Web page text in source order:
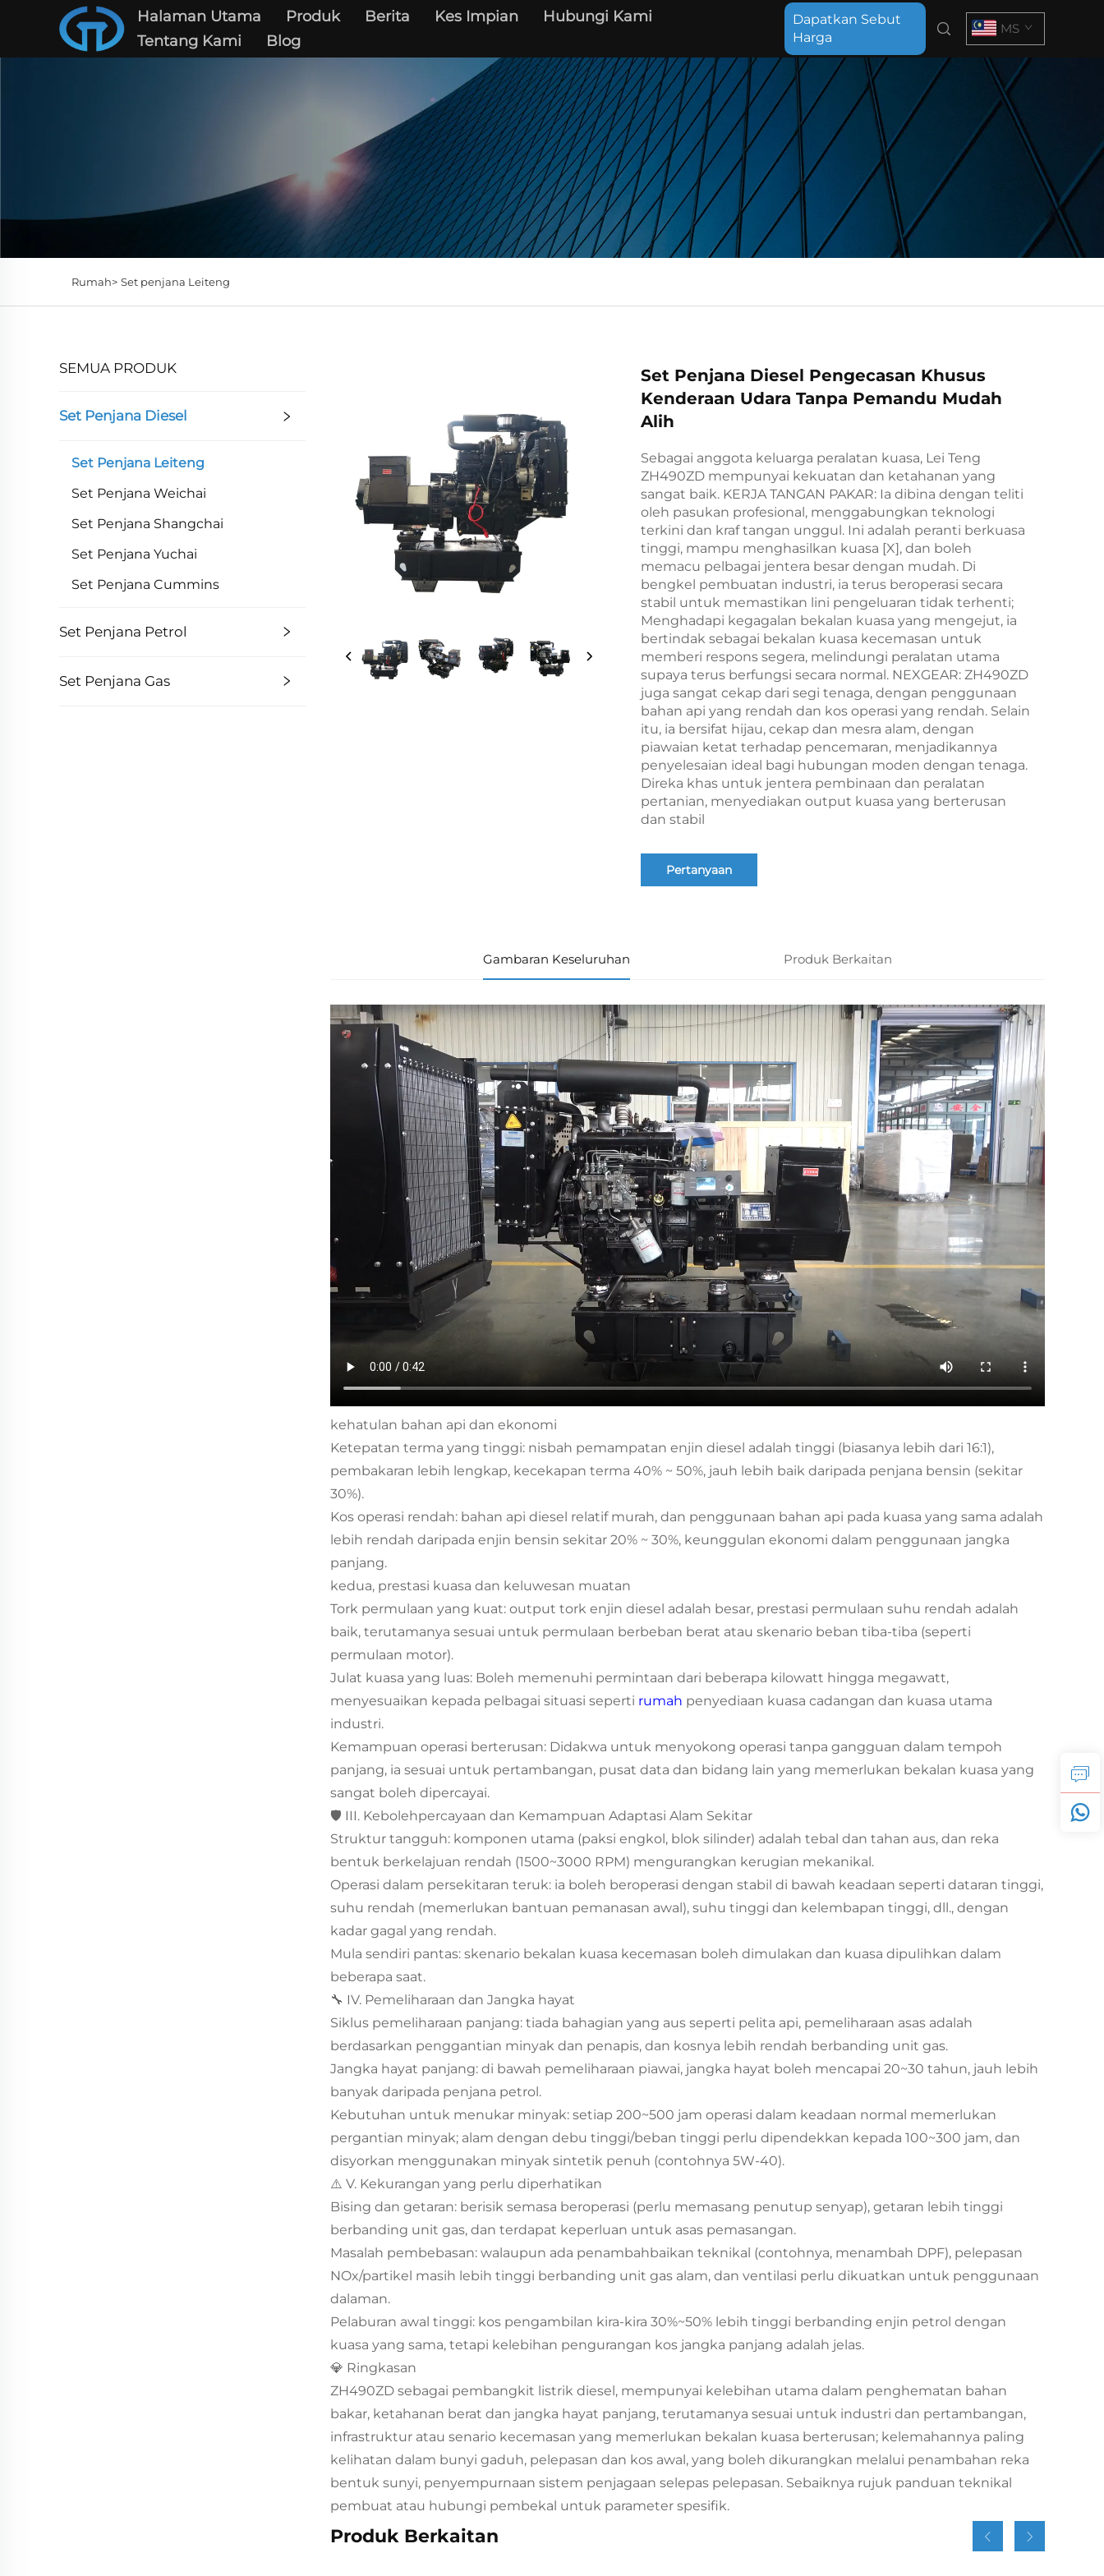
Halaman Utama Produk Berita Kes Impian
Hubungi Kami
Tentang Kami
Blog
Dapatkan Sebut
Harga
MS
Rumah> Set penjana Leiteng
SEMUA PRODUK
Set Penjana Diesel
Set Penjana Leiteng
Set Penjana Weichai
Set Penjana Shangchai
Set Penjana Yuchai
Set Penjana Cummins
Set Penjana Petrol
Set Penjana Gas
Set Penjana Diesel Pengecasan Khusus
Kenderaan Udara Tanpa Pemandu Mudah
Alih
Sebagai anggota keluarga peralatan kuasa, Lei Teng
ZH490ZD mempunyai kekuatan dan ketahanan yang
sangat baik. KERJA TANGAN PAKAR: Ia dibina dengan teliti
oleh pasukan profesional, menggabungkan teknologi
terkini dan kraf tangan unggul. Ini adalah peranti berkuasa
tinggi, mampu menghasilkan kuasa [X], dan boleh
memacu pelbagai jentera besar dengan mudah. Di
bengkel pembuatan industri, ia terus beroperasi secara
stabil untuk memastikan lini pengeluaran tidak terhenti;
Menghadapi kegagalan bekalan kuasa yang mengejut, ia
bertindak sebagai bekalan kuasa kecemasan untuk
memberi respons segera, melindungi peralatan utama
supaya terus berfungsi secara normal. NEXGEAR: ZH490ZD
juga sangat cekap dari segi tenaga, dengan penggunaan
bahan api yang rendah dan kos operasi yang rendah. Selain
itu, ia bersifat hijau, cekap dan mesra alam, dengan
piawaian ketat terhadap pencemaran, menjadikannya
penyelesaian ideal bagi hubungan moden dengan tenaga.
Direka khas untuk jentera pembinaan dan peralatan
pertanian, menyediakan output kuasa yang berterusan
dan stabil
Pertanyaan
Gambaran Keseluruhan Produk Berkaitan
kehatulan bahan api dan ekonomi
Ketepatan terma yang tinggi: nisbah pemampatan enjin diesel adalah tinggi (biasanya lebih dari 16:1),
pembakaran lebih lengkap, kecekapan terma 40% ~ 50%, jauh lebih baik daripada penjana bensin (sekitar
30%).
Kos operasi rendah: bahan api diesel relatif murah, dan penggunaan bahan api pada kuasa yang sama adalah
lebih rendah daripada enjin bensin sekitar 20% ~ 30%, keunggulan ekonomi dalam penggunaan jangka
panjang.
kedua, prestasi kuasa dan keluwesan muatan
Tork permulaan yang kuat: output tork enjin diesel adalah besar, prestasi permulaan suhu rendah adalah
baik, terutamanya sesuai untuk permulaan berbeban berat atau skenario beban tiba-tiba (seperti
permulaan motor).
Julat kuasa yang luas: Boleh memenuhi permintaan dari beberapa kilowatt hingga megawatt,
menyesuaikan kepada pelbagai situasi seperti rumah penyediaan kuasa cadangan dan kuasa utama
industri.
Kemampuan operasi berterusan: Didakwa untuk menyokong operasi tanpa gangguan dalam tempoh
panjang, ia sesuai untuk pertambangan, pusat data dan bidang lain yang memerlukan bekalan kuasa yang
sangat boleh dipercayai.
🛡️ III. Kebolehpercayaan dan Kemampuan Adaptasi Alam Sekitar
Struktur tangguh: komponen utama (paksi engkol, blok silinder) adalah tebal dan tahan aus, dan reka
bentuk berkelajuan rendah (1500~3000 RPM) mengurangkan kerugian mekanikal.
Operasi dalam persekitaran teruk: ia boleh beroperasi dengan stabil di bawah keadaan seperti dataran tinggi,
suhu rendah (memerlukan bantuan pemanasan awal), suhu tinggi dan kelembapan tinggi, dll., dengan
kadar gagal yang rendah.
Mula sendiri pantas: skenario bekalan kuasa kecemasan boleh dimulakan dan kuasa dipulihkan dalam
beberapa saat.
🔧 IV. Pemeliharaan dan Jangka hayat
Siklus pemeliharaan panjang: tiada bahagian yang aus seperti pelita api, pemeliharaan asas adalah
berdasarkan penggantian minyak dan penapis, dan kosnya lebih rendah berbanding unit gas.
Jangka hayat panjang: di bawah pemeliharaan piawai, jangka hayat boleh mencapai 20~30 tahun, jauh lebih
banyak daripada penjana petrol.
Kebutuhan untuk menukar minyak: setiap 200~500 jam operasi dalam keadaan normal memerlukan
pergantian minyak; alam dengan debu tinggi/beban tinggi perlu dipendekkan kepada 100~300 jam, dan
disyorkan menggunakan minyak sintetik penuh (contohnya 5W-40).
⚠️ V. Kekurangan yang perlu diperhatikan
Bising dan getaran: berisik semasa beroperasi (perlu memasang penutup senyap), getaran lebih tinggi
berbanding unit gas, dan terdapat keperluan untuk asas pemasangan.
Masalah pembebasan: walaupun ada penambahbaikan teknikal (contohnya, menambah DPF), pelepasan
NOx/partikel masih lebih tinggi berbanding unit gas alam, dan ventilasi perlu dikuatkan untuk penggunaan
dalaman.
Pelaburan awal tinggi: kos pengambilan kira-kira 30%~50% lebih tinggi berbanding enjin petrol dengan
kuasa yang sama, tetapi kelebihan pengurangan kos jangka panjang adalah jelas.
💎 Ringkasan
ZH490ZD sebagai pembangkit listrik diesel, mempunyai kelebihan utama dalam penghematan bahan
bakar, ketahanan berat dan jangka hayat panjang, terutamanya sesuai untuk industri dan pertambangan,
infrastruktur atau senario kecemasan yang memerlukan bekalan kuasa berterusan; kelemahannya paling
kelihatan dalam bunyi gaduh, pelepasan dan kos awal, yang boleh dikurangkan melalui penambahan reka
bentuk sunyi, penyempurnaan sistem penjagaan selepas pelepasan. Sebaiknya rujuk panduan teknikal
pembuat atau hubungi pembekal untuk parameter spesifik.
Produk Berkaitan